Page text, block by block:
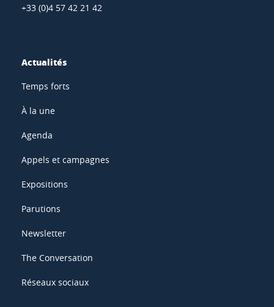
+33 (0)4 57 42 21 42
Actualités
Temps forts
À la une
Agenda
Appels et campagnes
Expositions
Parutions
Newsletter
The Conversation
Réseaux sociaux